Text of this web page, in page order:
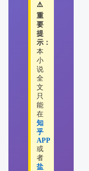
⚠️
重
要
提
示：
本
小
说
全
文
只
能
在
知
乎
APP
或
者
盐